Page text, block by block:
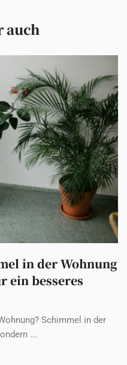
auch
in der Wohnung
ein besseres
Schimmel in der
...